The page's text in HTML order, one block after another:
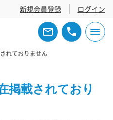
新規会員登録 ログイン
れておりません
掲載されており